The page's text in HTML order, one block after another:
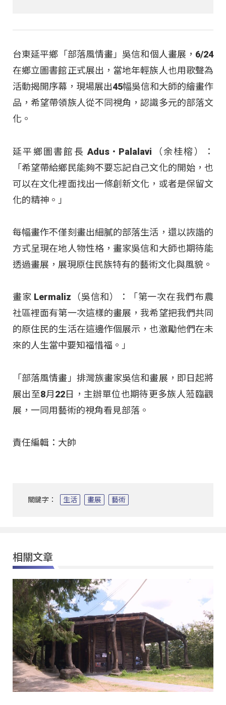
台東延平鄉「部落風情畫」吳信和個人畫展，6/24
在鄉立圖書館正式展出，當地年輕族人也用歌聲為
活動揭開序幕，現場展出45幅吳信和大師的繪畫作
品，希望帶領族人從不同視角，認識多元的部落文
化。
延平鄉圖書館長 Adus‧Palalavi（余桂榕）：
「希望帶給鄉民能夠不要忘記自己文化的開始，也
可以在文化裡面找出一條創新文化，或者是保留文
化的精神。」
每幅畫作不僅刻畫出細膩的部落生活，還以詼諧的
方式呈現在地人物性格，畫家吳信和大師也期待能
透過畫展，展現原住民族特有的藝術文化與風貌 。
畫家 Lermaliz（吳信和）：「第一次在我們布農
社區裡面有第一次這樣的畫展，我希望把我們共同
的原住民的生活在這邊作個展示，也激勵他們在未
來的人生當中要知福惜福。」
「部落風情畫」排灣族畫家吳信和畫展，即日起將
展出至8月22日，主辦單位也期待更多族人蒞臨觀
展，一同用藝術的視角看見部落 。
責任編輯：大帥
關鍵字： 生活 畫展 藝術
相關文章